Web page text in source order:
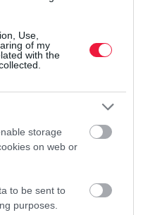
Use,
of my
with the
storage
on web or
to be sent to
purposes.